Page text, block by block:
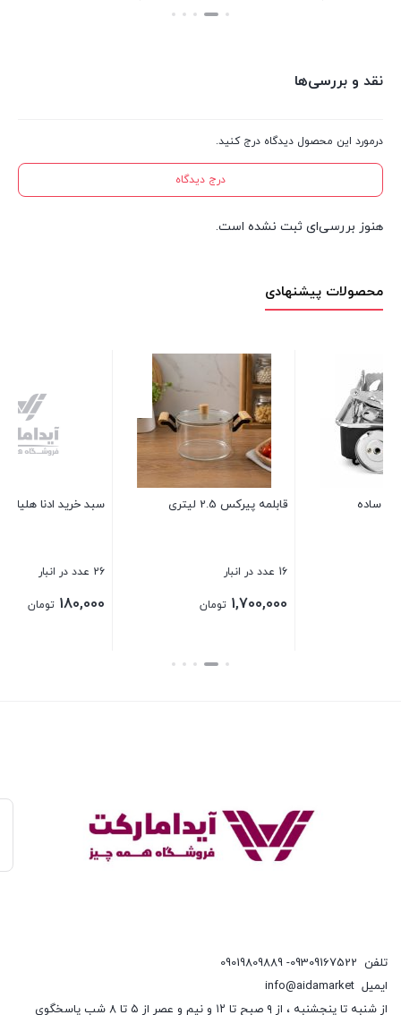
نقد و بررسی‌ها
درمورد این محصول دیدگاه درج کنید.
درج دیدگاه
هنوز بررسی‌ای ثبت نشده است.
محصولات پیشنهادی
سبد خرید ادنا هلیا سایز 2
تومان
پارچ پلاستیکی 2.5 لیتر ادنا
2 عدد در انبار
150,000
تلفن 09309167522- 09019809889
ایمیل info@aidamarket
از شنبه تا پنجشنبه ، از ۹ صبح تا ۱۲ و نیم و عصر از ۵ تا ۸ شب پاسخگوی